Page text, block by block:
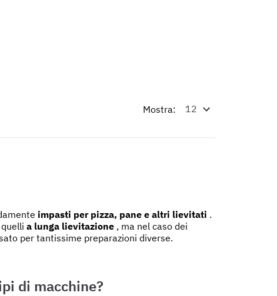
Mostra:
impasti per pizza, pane e altri lievitati .
a lunga lievitazione, ma nel caso dei
per tantissime preparazioni diverse.
di macchine?